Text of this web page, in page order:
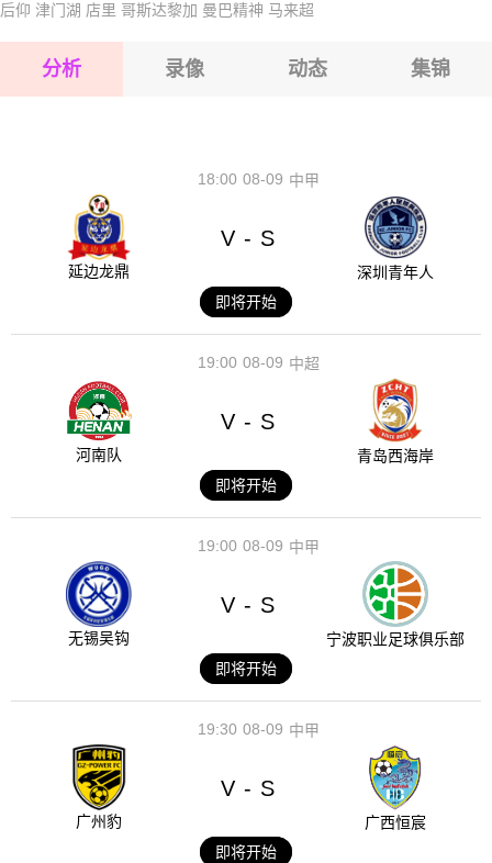
2026-08-17 【中超】 深圳新鹏城VS青岛西海岸
后仰 津门湖 店里 哥斯达黎加 曼巴精神 马来超
分析 录像 动态 集锦
08-09
18:00 中甲
延边龙鼎
V - S
深圳青年人
即将开始
08-09
19:00 中超
河南队
V - S
青岛西海岸
即将开始
08-09
19:00 中甲
无锡吴钩
V - S
宁波职业足球俱乐部
即将开始
08-09
19:30 中甲
广州豹
V - S
广西恒宸
即将开始